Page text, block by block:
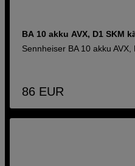
BA 10 akku AVX, D1 SKM
Sennheiser BA 10 akku
86 EUR